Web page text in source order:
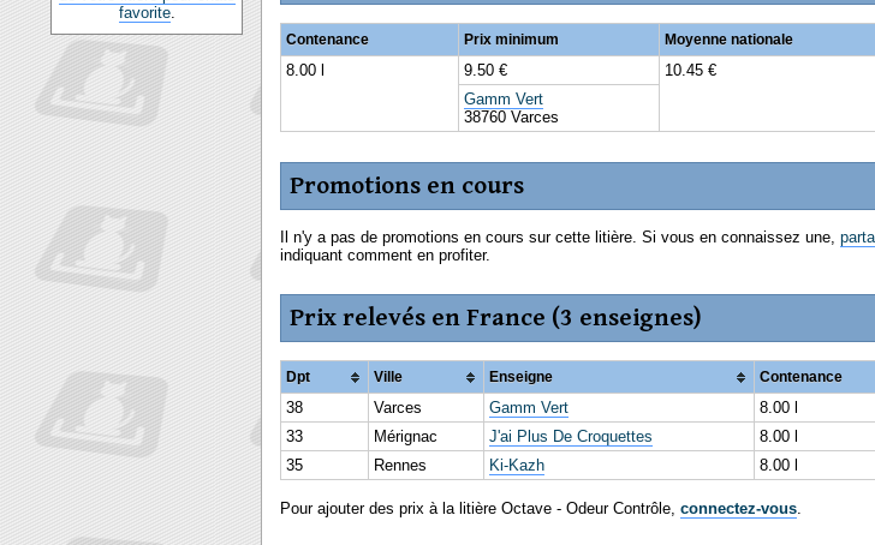
favorite.
Contenance Prix minimum Moyenne nationale
8.00 l 9.50 € 10.45 €
Gamm Vert
38760 Varces
Promotions en cours
Il n'y a pas de promotions en cours sur cette litière. Si vous en connaissez une,
indiquant comment en profiter.
Prix relevés en France (3 enseignes)
Dpt Ville Enseigne Contenance
38 Varces Gamm Vert 8.00 l
33
Mérignac J'ai Plus De Croquettes 8.00 l
35
Rennes Ki-Kazh 8.00 l
Pour ajouter des prix à la litière Octave - Odeur Contrôle, connectez-vous.